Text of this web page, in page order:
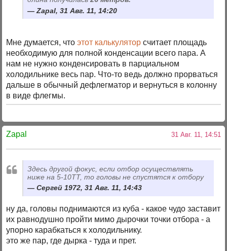
Zapal, 31 Авг. 11, 14:20
Мне думается, чтоэтот калькулятор считает площадь
необходимую для полной конденсации всего пара. А
нам не нужно конденсировать в парциальном
холодильнике весь пар. Что-то ведь должно прорваться
дальше в обычный дефлегматор и вернуться в колонну
в виде флегмы.
Zapal 31 Авг. 11, 14:51
Здесь другой фокус, если отбор осуществлять
ниже на 5-10ТТ, то головы не спустятся к отбору
Сергей 1972, 31 Авг. 11, 14:43
ну да, головы поднимаются из куба - какое чудо заставит
их равнодушно пройти мимо дырочки точки отбора - а
упорно карабкаться к холодильнику.
это же пар, где дырка - туда и прет.